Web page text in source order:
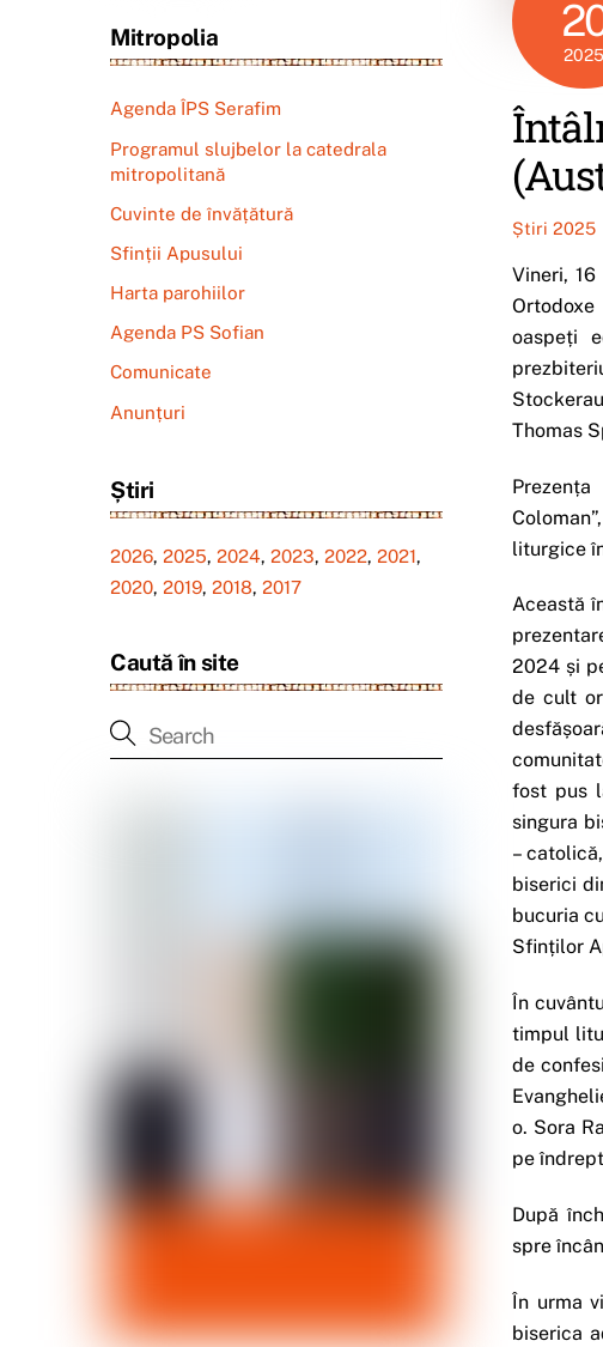
2025
Știri 2025
Vineri,
oaspeți
Thomas
liturgice
Această
2024 și
de cult
fost pus
singura
–
biserici
bucuria
Sfinților
În
timpul
de
o. Sora
pe
După
spre
În urma
biserica
Mitropolia
Agenda ÎPS Serafim
Programul slujbelor la catedrala
mitropolitană
Cuvinte de învățătură
Sfinții Apusului
Harta parohiilor
Agenda PS Sofian
Comunicate
Anunțuri
Știri
2026, 2025, 2024, 2023, 2022, 2021,
2020, 2019, 2018, 2017
Caută în site